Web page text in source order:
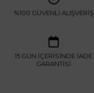
%100 GÜVENLİ ALIŞVERİŞ
15 GÜN İÇERİSİNDE İADE
GARANTİSİ